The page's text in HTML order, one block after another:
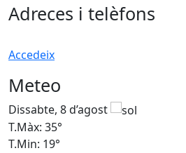
Adreces i telèfons
Accedeix
Meteo
Dissabte, 8 d’agost
T.Màx: 35°
T.Min: 19°